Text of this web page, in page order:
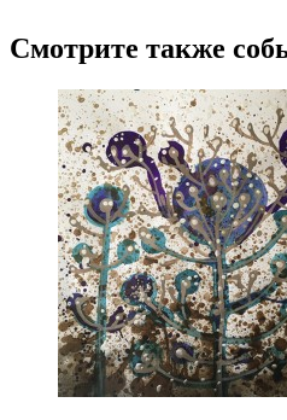
Смотрите также